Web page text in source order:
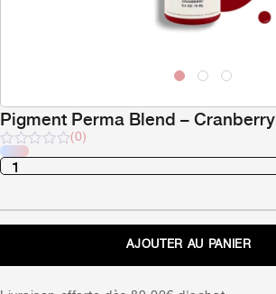
Pigment Perma Blend – Cranberry
Note
sur
(0)
AJOUTER AU PANIER